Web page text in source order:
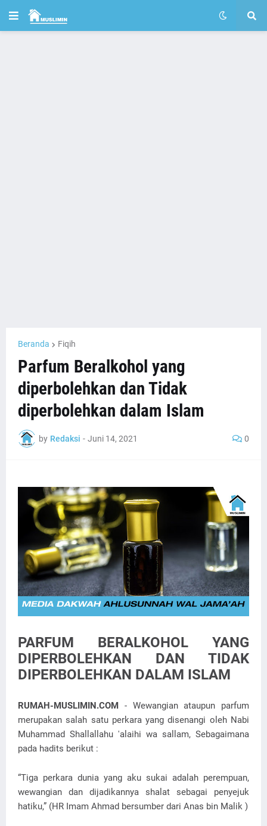
Beranda Fiqih
Parfum Beralkohol yang
diperbolehkan dan Tidak
diperbolehkan dalam Islam
by Redaksi - Juni 14, 2021 0
PARFUM BERALKOHOL YANG
DIPERBOLEHKAN DAN TIDAK
DIPERBOLEHKAN DALAM ISLAM
RUMAH-MUSLIMIN.COM - Wewangian ataupun parfum
merupakan salah satu perkara yang disenangi oleh Nabi
Muhammad Shallallahu 'alaihi wa sallam, Sebagaimana
pada hadits berikut :
“Tiga perkara dunia yang aku sukai adalah perempuan,
wewangian dan dijadikannya shalat sebagai penyejuk
hatiku,” (HR Imam Ahmad bersumber dari Anas bin Malik )